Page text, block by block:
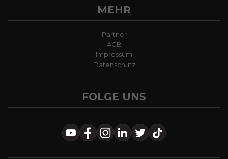
MEHR
Partner
AGB
Impressum
Datenschutz
FOLGE UNS